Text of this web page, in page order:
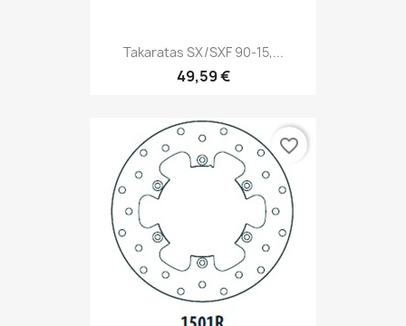
Takaratas SX/SXF 90-15,...
49,59 €
favorite_border